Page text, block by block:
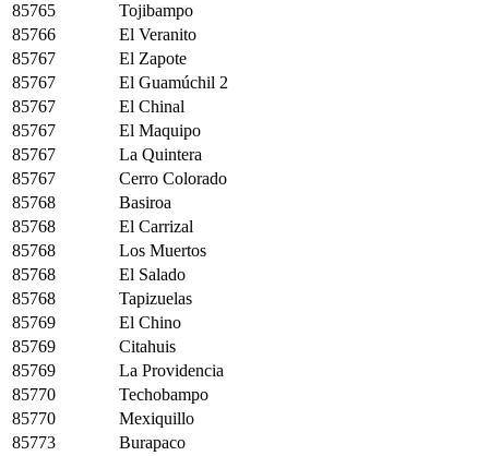
85765
Tojibampo
85766
El Veranito
85767
El Zapote
85767
El Guamúchil 2
85767
El Chinal
85767
El Maquipo
85767
La Quintera
85767
Cerro Colorado
85768
Basiroa
85768
El Carrizal
85768
Los Muertos
85768
El Salado
85768
Tapizuelas
85769
El Chino
85769
Citahuis
85769
La Providencia
85770
Techobampo
85770
Mexiquillo
85773
Burapaco